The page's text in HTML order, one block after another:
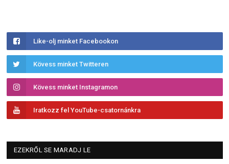
Like-olj minket Facebookon
Kövess minket Twitteren
Kövess minket Instagramon
Iratkozz fel YouTube-csatornánkra
EZEKRŐL SE MARADJ LE